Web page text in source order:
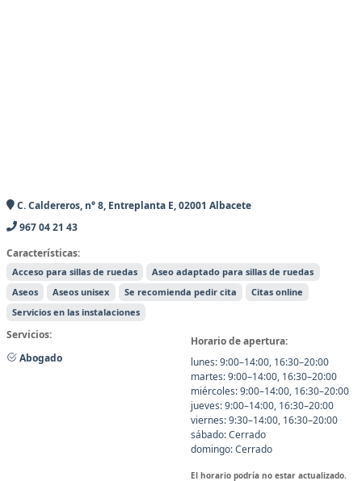
C. Caldereros, n° 8, Entreplanta E, 02001 Albacete
967 04 21 43
Características:
Acceso para sillas de ruedas
Aseo adaptado para sillas de ruedas
Aseos
Aseos unisex Se recomienda pedir cita
Citas online
Servicios en las instalaciones
Servicios:
Abogado
Horario de apertura:
lunes: 9:00–14:00, 16:30–20:00
martes: 9:00–14:00, 16:30–20:00
miércoles: 9:00–14:00, 16:30–20:00
jueves: 9:00–14:00, 16:30–20:00
viernes: 9:30–14:00, 16:30–20:00
sábado: Cerrado
domingo: Cerrado
El horario podría no estar actualizado.